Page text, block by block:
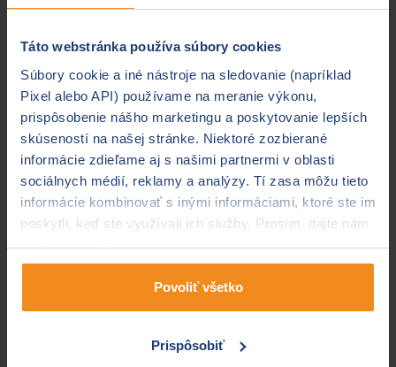
Táto webstránka používa súbory cookies
Súbory cookie a iné nástroje na sledovanie (napríklad
Pixel alebo API) používame na meranie výkonu,
prispôsobenie nášho marketingu a poskytovanie lepších
skúseností na našej stránke. Niektoré zozbierané
informácie zdieľame aj s našimi partnermi v oblasti
sociálnych médií, reklamy a analýzy. Tí zasa môžu tieto
informácie kombinovať s inými informáciami, ktoré ste im
poskytli, keď ste využívali ich služby. Prosím, dajte nám
na to svoj súhlas.
Povoliť všetko
Prispôsobiť
karte sa automaticky vyplnia z aplikácie Wallet).
Zariadenie si od vás vypýta overenie, či už na
základe Face ID, Touch ID alebo kódu (záleží od
zariadenia a vášho nastavenia).
Po overení je platba zrealizovaná a na obrazovke
sa vám objaví „hotovo“.
TIP:Ak budete používať MacBook, musíte mať zapnuté
rozhranie Bluetooth, ktoré slúži na spojenie s vaším
mobilom, a zároveň musíte byť prihlásený pod
rovnakým Apple ID, aby sa údaje správne spárovali a
načítali.
Podrobnejšie informácie o nastavení a fungovaní
Mnohí užívatelia už teraz používajú bezkontaktné platby